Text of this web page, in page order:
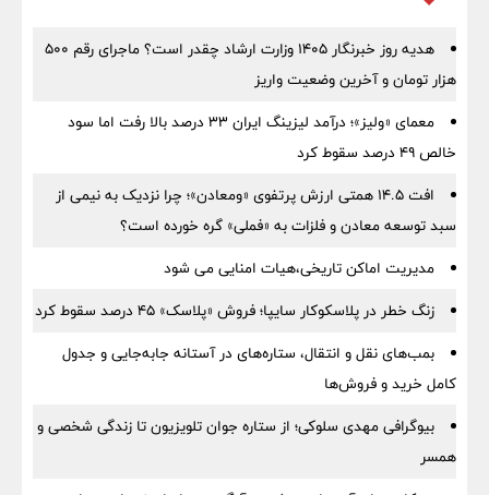
هدیه روز خبرنگار ۱۴۰۵ وزارت ارشاد چقدر است؟ ماجرای رقم ۵۰۰
هزار تومان و آخرین وضعیت واریز
معمای «ولیز»؛ درآمد لیزینگ ایران ۳۳ درصد بالا رفت اما سود
خالص ۴۹ درصد سقوط کرد
افت ۱۴.۵ همتی ارزش پرتفوی «ومعادن»؛ چرا نزدیک به نیمی از
سبد توسعه معادن و فلزات به «فملی» گره خورده است؟
مدیریت اماکن تاریخی،هیات امنایی می شود
زنگ خطر در پلاسکوکار سایپا؛ فروش «پلاسک» ۴۵ درصد سقوط کرد
بمب‌های نقل و انتقال، ستاره‌های در آستانه جابه‌جایی و جدول
کامل خرید و فروش‌ها
بیوگرافی مهدی سلوکی؛ از ستاره جوان تلویزیون تا زندگی شخصی و
همسر